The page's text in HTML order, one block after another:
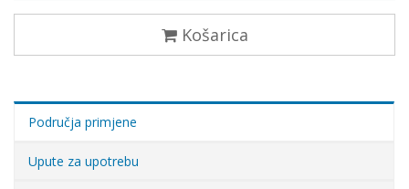
Košarica
Područja primjene
Upute za upotrebu